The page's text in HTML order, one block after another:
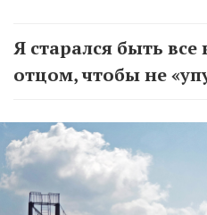
Я старался быть
отцом, чтобы не